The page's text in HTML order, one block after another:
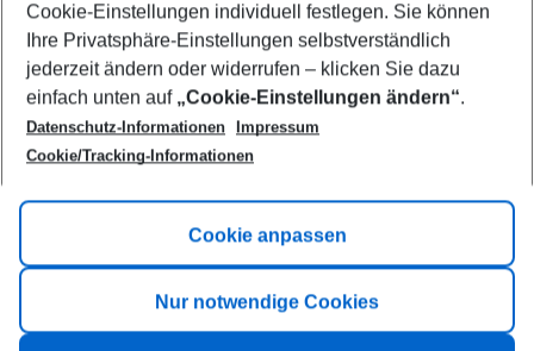
Footer
Footer navigation
Title A
Link A
Cookie-Einstellungen individuell festlegen. Sie können
Ihre Privatsphäre-Einstellungen selbstverständlich
jederzeit ändern oder widerrufen – klicken Sie dazu
einfach unten auf „Cookie-Einstellungen ändern“.
Datenschutz-Informationen
Impressum
Cookie/Tracking-Informationen
Cookie anpassen
Nur notwendige Cookies